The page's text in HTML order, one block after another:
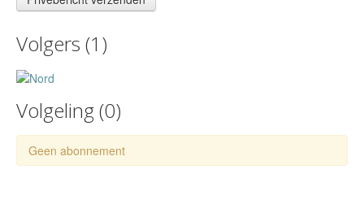
Volgers (1 )
Volgeling (0)
Geen abonnement